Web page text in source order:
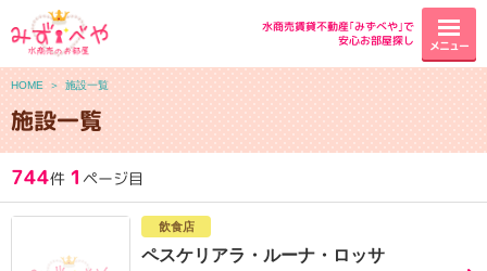
水商売賃貸不動産｢みずべや｣で
安心お部屋探し
メニュー
HOME ＞ 施設一覧
施設一覧
744件 1 ページ目
飲食店
ペスケリアラ・ルーナ・ロッサ